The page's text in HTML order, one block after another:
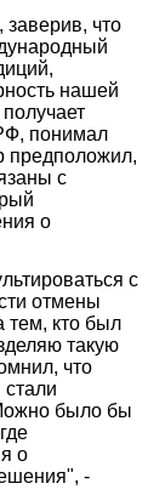
что
нашей
понимал
предположил,
с
о
с
отмены
тем, кто был
такую
что
было бы
о
-